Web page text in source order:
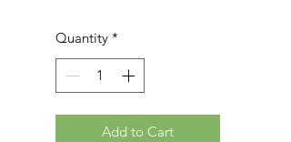
Quantity *
Add to Cart